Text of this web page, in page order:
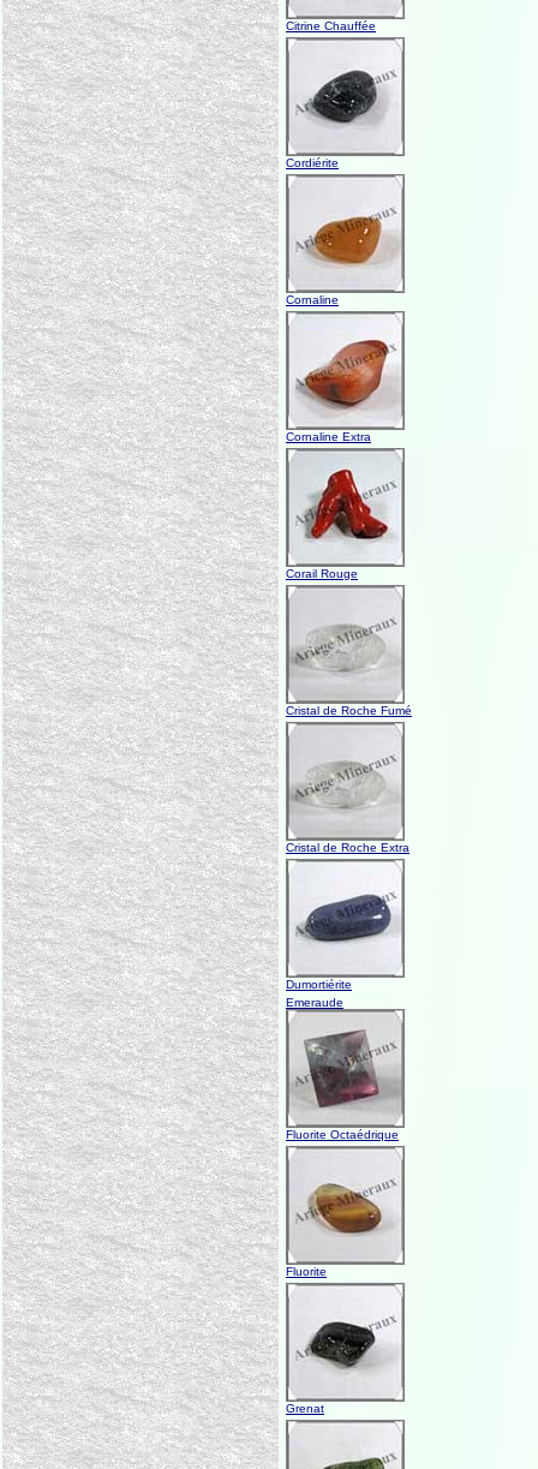
Citrine Chauffée
Cordiérite
Cornaline
Cornaline Extra
Corail Rouge
Cristal de Roche Fumé
Cristal de Roche Extra
Dumortiérite
Emeraude
Fluorite Octaédrique
Fluorite
Grenat